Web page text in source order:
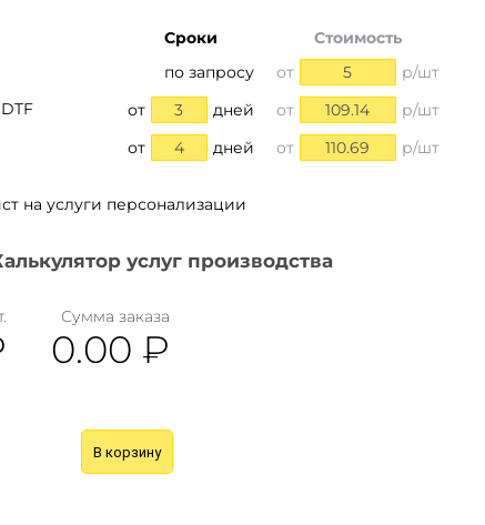
Сроки
Стоимость
по запросу от 5
р/шт
от 3 дней от 109.14
р/шт
от 4 дней от 110.69 р/шт
на услуги персонализации
услуг производства
Сумма заказа
0.00 ₽
В корзину